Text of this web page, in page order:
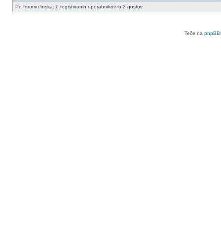
Po forumu brska: 0 registriranih uporabnikov in 2 gostov
Teče na phpBB